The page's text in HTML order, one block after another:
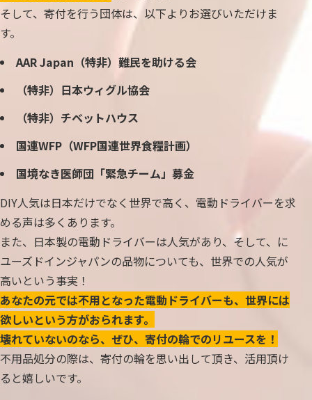
そして、寄付を行う団体は、以下よりお選びいただけま
す。
AAR Japan（特非）難民を助ける会
（特非）日本ウィグル協会
（特非）チベットハウス
国連WFP（WFP国連世界食糧計画）
国境なき医師団「緊急チーム」募金
DIY人気は日本だけでなく世界で高く、電動ドライバーを求
める声は多くあります。
また、日本製の電動ドライバーは人気があり、そして、に
ユーズドインジャパンの品物についても、世界での人気が
高いという事実！
あなたの元では不用となった電動ドライバーも、世界には
欲しいという方がおられます。
壊れていないのなら、ぜひ、寄付の輪でのリユースを！
不用品処分の際は、寄付の輪を思い出して頂き、活用頂け
ると嬉しいです。